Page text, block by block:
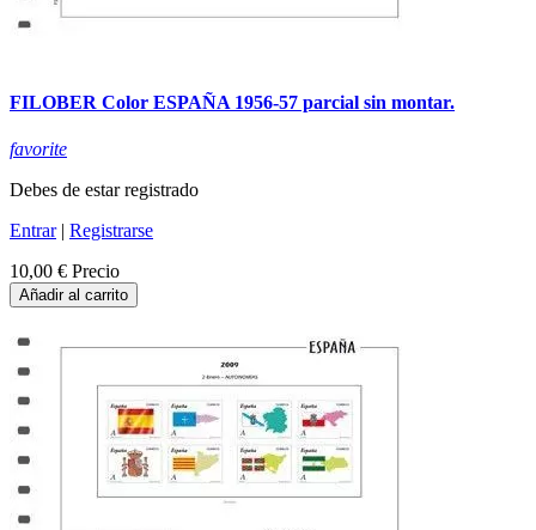
FILOBER Color ESPAÑA 1956-57 parcial sin montar.
favorite
Debes de estar registrado
Entrar| Registrarse
10,00 € Precio
Añadir al carrito